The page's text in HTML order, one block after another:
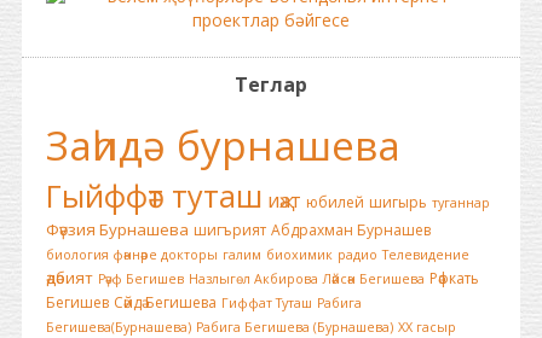
Теглар
Заһидә бурнашева
Гыйффәт туташ иҗат юбилей шигырь туганнар
Фәүзия Бурнашева шигърият Абдрахман Бурнашев
биология фәннәре докторы галим биохимик радио Телевидение
әдәбият Рәүф Бегишев Назлыгөл Акбирова Ләйсән Бегишева Рәфкать
Бегишев Сәйдә Бегишева Гиффат Туташ Рабига
Бегишева(Бурнашева) Рабига Бегишева (Бурнашева) ХХ гасыр